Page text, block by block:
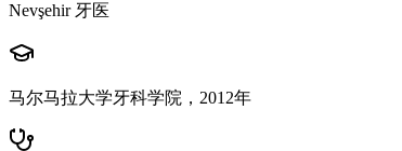
Nevşehir 牙医
马尔马拉大学牙科学院，2012年